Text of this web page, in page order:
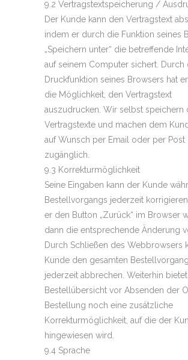
9.2 Vertragstextspeicherung /
Der Kunde kann den Vertragstext
indem er durch die Funktion seines
„Speichern unter“ die betreffende
auf seinem Computer sichert. Durch
Druckfunktion seines Browsers hat
die Möglichkeit, den Vertragstext
auszudrucken. Wir selbst speichern
Vertragstexte und machen dem
auf Wunsch per Email oder per Post
zugänglich.
9.3 Korrekturmöglichkeit
Seine Eingaben kann der Kunde
Bestellvorgangs jederzeit
er den Button „Zurück“ im Browser
dann die entsprechende Änderung
Durch Schließen des Webbrowsers
Kunde den gesamten Bestellvorgang
jederzeit abbrechen. Weiterhin
Bestellübersicht vor Absenden der
Bestellung noch eine zusätzliche
Korrekturmöglichkeit, auf die der
hingewiesen wird.
9.4 Sprache